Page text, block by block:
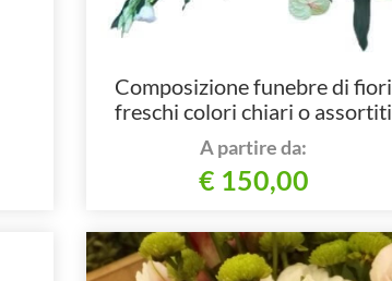
Composizione funebre di fiori
freschi colori chiari o assortiti
A partire da:
€ 150,00